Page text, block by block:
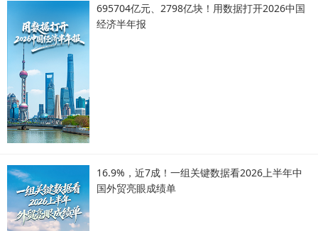
695704亿元、2798亿块！用数据打开2026中国
经济半年报
16.9%，近7成！一组关键数据看2026上半年中
国外贸亮眼成绩单